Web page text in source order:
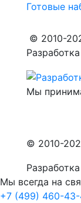
Готовые
© 2010-
Мы
© 2010-
Мы всегда на
+7 (499) 460-43-